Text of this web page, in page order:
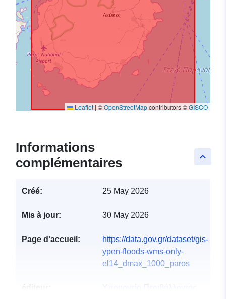
Leaflet | ©OpenStreetMapcontributors ©GISCO
keyboard_arrow_up
Informations
complémentaires
Créé: 25 May 2026
Mis à jour: 30 May 2026
Page d'accueil:
https://data.gov.gr/dataset/gis-
ypen-floods-wms-only-
el14_dmax_1000_paros
Υπουργείο Περιβάλλοντος